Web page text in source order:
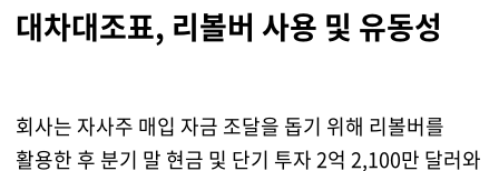
대차대조표, 리볼버 사용 및 유동성
회사는 자사주 매입 자금 조달을 돕기 위해 리볼버를
활용한 후 분기 말 현금 및 단기 투자 2억 2,100만 달러와